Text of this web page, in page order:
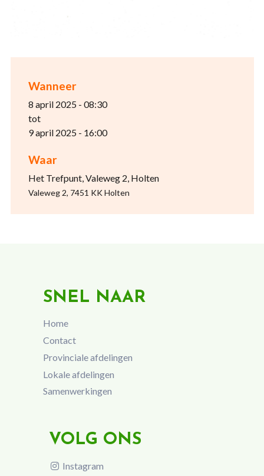
Wanneer
8 april 2025 - 08:30
tot
9 april 2025 - 16:00
Waar
Het Trefpunt, Valeweg 2, Holten
Valeweg 2, 7451 KK Holten
SNEL NAAR
Home
Contact
Provinciale afdelingen
Lokale afdelingen
Samenwerkingen
VOLG ONS
Instagram